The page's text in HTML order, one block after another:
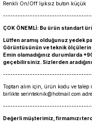
Renkli On/Off Işıksız buton küçük
ÇOK ÖNEMLİ: Bu ürün standart
Lütfen aramış olduğunuz yedek
Görüntüsünün ve teknik ölçülerin
Emin olamadığınız durumlarda
geçebilirsiniz. Sizlerden
Toptan alım için, ürün kodu ve talep
birlikte serinteknik@hotmail.com
Değerli müşterimiz, firmamızı